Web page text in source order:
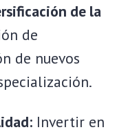
de la
de
de nuevos
Invertir en